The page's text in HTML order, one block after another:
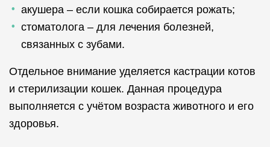
акушера – если кошка собирается рожать;
стоматолога – для лечения болезней,
связанных с зубами.
Отдельное внимание уделяется кастрации котов
и стерилизации кошек. Данная процедура
выполняется с учётом возраста животного и его
здоровья.